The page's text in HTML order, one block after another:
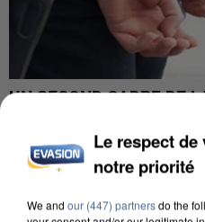
UN SECOND CADRE DE
Le respect
notre priorité
We and our (447) partnersdo the